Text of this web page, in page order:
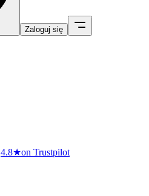
Zaloguj się
4.8★on Trustpilot